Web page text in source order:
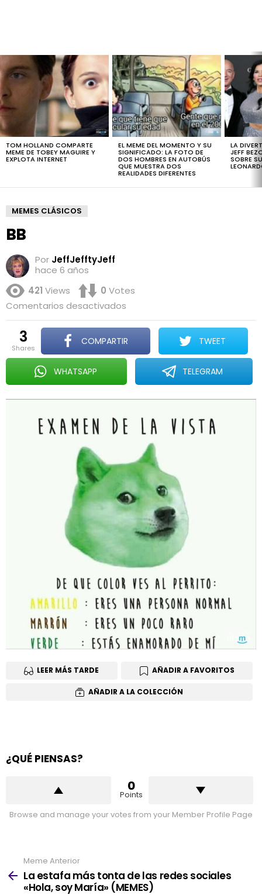
STORIES
TOM HOLLAND COMPARTE
MEME DE TOBEY MAGUIRE Y
EXPLOTA INTERNET
EL MEME DEL MOMENTO Y SU
SIGNIFICADO: LA FOTO DE
DOS HOMBRES EN AUTOBÚS
QUE MUESTRA DOS
REALIDADES DIFERENTES
LA
JEFF
SOBRE
MEMES CLÁSICOS
BB
Por JeffJefftyJeff
hace 6 años
421 Views 0 Votes
Comentarios desactivados
3
shares
COMPARTIR TWEET
WHATSAPP TELEGRAM
LEER MÁS TARDE AÑADIR A FAVORITOS
AÑADIR A LA COLECCIÓN
¿QUÉ PIENSAS?
0
Points
Browse and manage your votes from your Member Profile Page
more
Meme Anterior
La estafa más tonta de las redes sociales
«Hola, soy María» (MEMES)